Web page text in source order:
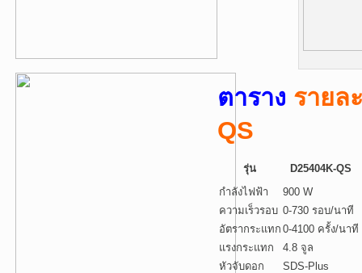
ตาราง รายล
QS
รุ่น
D25404K-QS
กำลังไฟฟ้า
900 W
ความเร็วรอบ 0-730 รอบ/นาที
อัตรากระแทก 0-4100 ครั้ง/นาที
แรงกระแทก
4.8 จูล
หัวจับดอก
SDS-Plus